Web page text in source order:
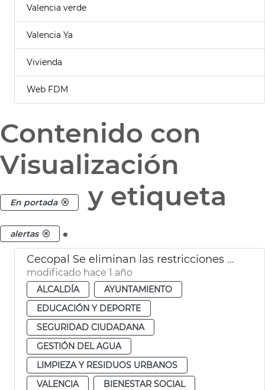
Valencia verde
Valencia Ya
Vivienda
Web FDM
Contenido con
Visualización
En portada y etiqueta
alertas .
Cecopal Se eliminan las restricciones València
modificado hace 1 año
ALCALDÍA
AYUNTAMIENTO
EDUCACIÓN Y DEPORTE
SEGURIDAD CIUDADANA
GESTIÓN DEL AGUA
LIMPIEZA Y RESIDUOS URBANOS
VALENCIA
BIENESTAR SOCIAL